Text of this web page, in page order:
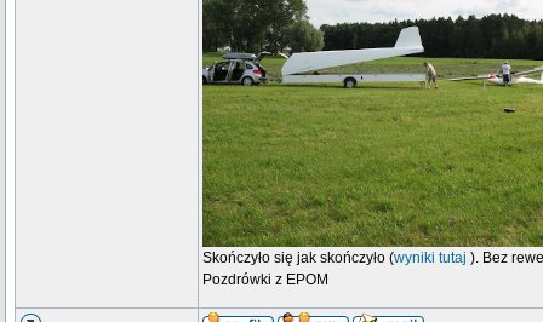
Skończyło się jak skończyło (wyniki tutaj ). Bez
Pozdrówki z EPOM